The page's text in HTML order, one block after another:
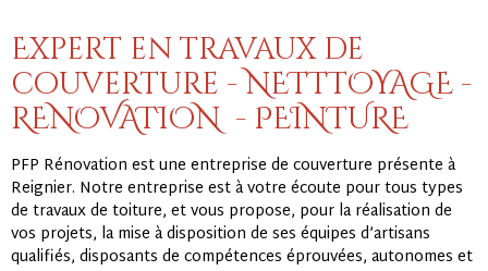
Expert en travaux de
couverture - NETTTOYAGE -
RENOVATION - PEINTURE
PFP Rénovation est une entreprise de couverture présente à
Reignier. Notre entreprise est à votre écoute pour tous types
de travaux de toiture, et vous propose, pour la réalisation de
vos projets, la mise à disposition de ses équipes d’artisans
qualifiés, disposants de compétences éprouvées, autonomes et